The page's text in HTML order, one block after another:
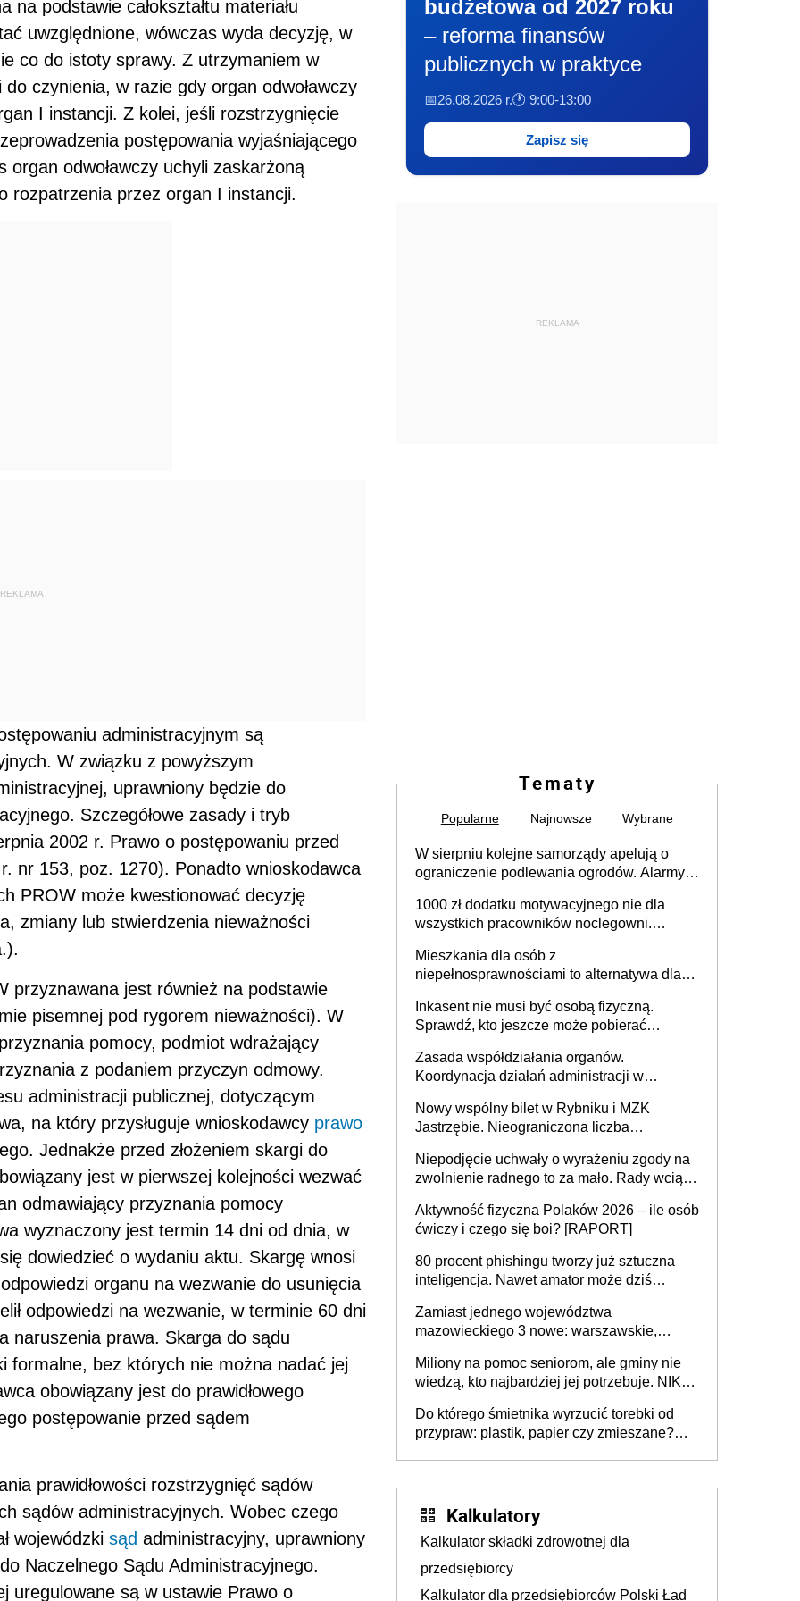
na podstawie całokształtu materiału
uwzględnione, wówczas wyda decyzję, w
co do istoty sprawy. Z utrzymaniem w
czynienia, w razie gdy organ odwoławczy
I instancji. Z kolei, jeśli rozstrzygnięcie
postępowania wyjaśniającego
organ odwoławczy uchyli zaskarżoną
rozpatrzenia przez organ I instancji.
REKLAMA
administracyjnym są
W związku z powyższym
uprawniony będzie do
Szczegółowe zasady i tryb
2002 r. Prawo o postępowaniu przed
nr 153, poz. 1270). Ponadto wnioskodawca
PROW może kwestionować decyzję
zmiany lub stwierdzenia nieważności
przyznawana jest również na podstawie
pisemnej pod rygorem nieważności). W
pomocy, podmiot wdrażający
z podaniem przyczyn odmowy.
administracji publicznej, dotyczącym
na który przysługuje wnioskodawcy prawo
Jednakże przed złożeniem skargi do
jest w pierwszej kolejności wezwać
odmawiający przyznania pomocy
wyznaczony jest termin 14 dni od dnia, w
dowiedzieć o wydaniu aktu. Skargę wnosi
organu na wezwanie do usunięcia
odpowiedzi na wezwanie, w terminie 60 dni
naruszenia prawa. Skarga do sądu
formalne, bez których nie można nadać jej
obowiązany jest do prawidłowego
postępowanie przed sądem
prawidłowości rozstrzygnięć sądów
sądów administracyjnych. Wobec czego
wojewódzki sąd administracyjny, uprawniony
Naczelnego Sądu Administracyjnego.
uregulowane są w ustawie Prawo o
budżetowa od 2027 roku
– reforma finansów
publicznych w praktyce
📅26.08.2026 r.🕐 9:00-13:00
Zapisz się
REKLAMA
Tematy
Popularne Najnowsze Wybrane
W sierpniu kolejne samorządy apelują o
ograniczenie podlewania ogrodów. Alarmy w
może objąć cały kraj
1000 zł dodatku motywacyjnego nie dla
wszystkich pracowników noclegowni.
Mieszkania dla osób z
niepełnosprawnościami to alternatywa dla
samodzielnie lub z rodziną
Inkasent nie musi być osobą fizyczną.
Sprawdź, kto jeszcze może pobierać
Zasada współdziałania organów.
Koordynacja działań administracji w
Nowy wspólny bilet w Rybniku i MZK
Jastrzębie. Nieograniczona liczba
Niepodjęcie uchwały o wyrażeniu zgody na
zwolnienie radnego to za mało. Rady wciąż
rozstrzygać sprawy
Aktywność fizyczna Polaków 2026 – ile osób
ćwiczy i czego się boi? [RAPORT]
80 procent phishingu tworzy już sztuczna
inteligencja. Nawet amator może dziś
Zamiast jednego województwa
mazowieckiego 3 nowe: warszawskie,
Europie nie ma tak dużych jednostek
stołecznych
Miliony na pomoc seniorom, ale gminy nie
wiedzą, kto najbardziej jej potrzebuje. NIK
Do którego śmietnika wyrzucić torebki od
przypraw: plastik, papier czy zmieszane?
Kalkulatory
Kalkulator składki zdrowotnej dla
przedsiębiorcy
Kalkulator dla przedsiębiorców Polski Ład